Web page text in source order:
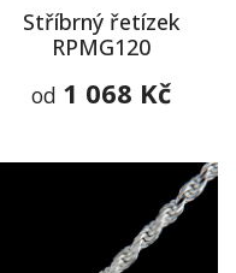
Stříbrný řetízek
RPMG120
od 1 068 Kč